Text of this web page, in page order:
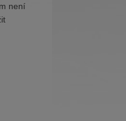
není